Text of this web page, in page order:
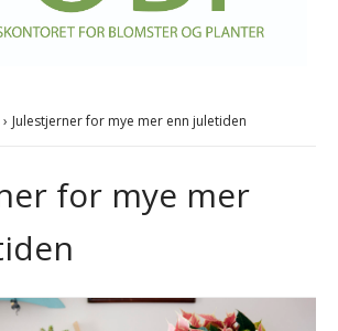
Julestjerner for mye mer enn juletiden
for mye mer